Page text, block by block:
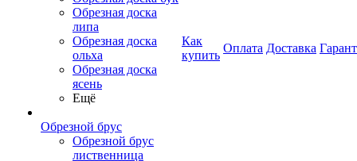
Обрезная доска
липа
Обрезная доска
ольха
Обрезная доска
ясень
Ещё
Обрезной брус
Обрезной брус
лиственница
Как
купить
Оплата Доставка